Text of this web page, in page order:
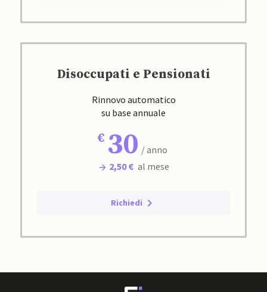
Disoccupati e Pensionati
Rinnovo automatico
su base annuale
30 / anno
2,50 € al mese
Richiedi